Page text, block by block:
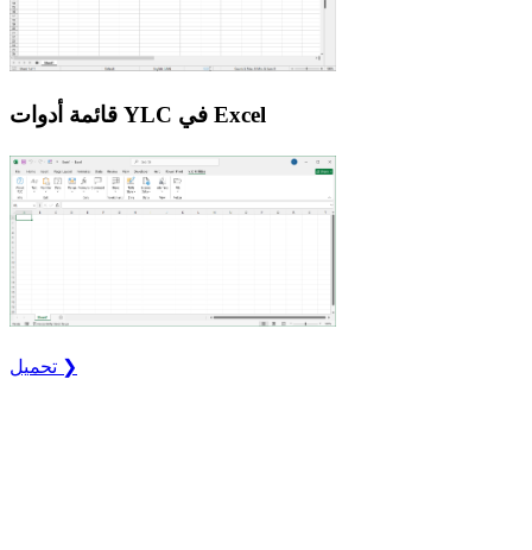
قائمة أدوات YLC في Excel
تحميل ❯